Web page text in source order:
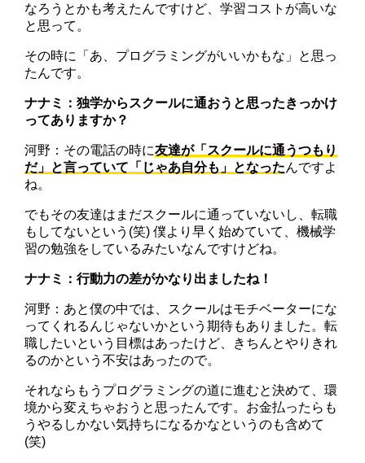
なろうとかも考えたんですけど、学習コストが高いな
と思って。
その時に「あ、プログラミングがいいかもな」と思っ
たんです。
ナナミ：独学からスクールに通おうと思ったきっかけ
ってありますか？
河野：その電話の時に友達が「スクールに通うつもり
だ」と言っていて「じゃあ自分も」となったんですよ
ね。
でもその友達はまだスクールに通っていないし、転職
もしてないという(笑) 僕より早く始めていて、機械学
習の勉強をしているみたいなんですけどね。
ナナミ：行動力の差がかなり出ましたね！
河野：あと僕の中では、スクールはモチベーターにな
ってくれるんじゃないかという期待もありました。転
職したいという目標はあったけど、きちんとやりきれ
るのかという不安はあったので。
それならもうプログラミングの道に進むと決めて、環
境から変えちゃおうと思ったんです。お金払ったらも
うやるしかない気持ちになるかなというのも含めて
(笑)